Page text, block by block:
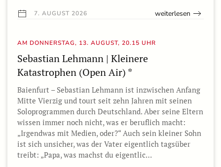
7. AUGUST 2026 weiterlesen
AM DONNERSTAG, 13. AUGUST, 20.15 UHR
Sebastian Lehmann | Kleinere
Katastrophen (Open Air) *
Baienfurt – Sebastian Lehmann ist inzwischen Anfang
Mitte Vierzig und tourt seit zehn Jahren mit seinen
Soloprogrammen durch Deutschland. Aber seine Eltern
wissen immer noch nicht, was er beruflich macht:
„Irgendwas mit Medien, oder?“ Auch sein kleiner Sohn
ist sich unsicher, was der Vater eigentlich tagsüber
treibt: „Papa, was machst du eigentlic…